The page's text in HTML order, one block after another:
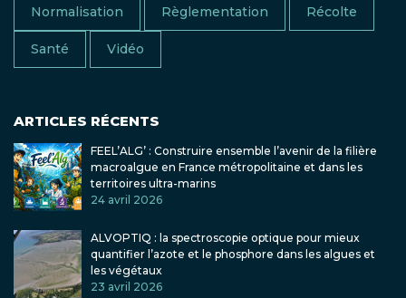
Normalisation Règlementation Récolte
Santé Vidéo
ARTICLES RÉCENTS
FEEL’ALG’ : Construire ensemble l’avenir de la filière
macroalgue en France métropolitaine et dans les
territoires ultra-marins
24 avril 2026
ALVOPTIQ : la spectroscopie optique pour mieux
quantifier l’azote et le phosphore dans les algues et
les végétaux
23 avril 2026